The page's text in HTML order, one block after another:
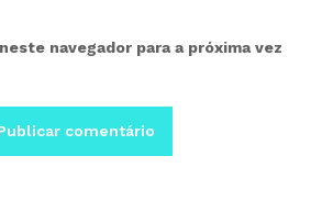
navegador para a próxima vez